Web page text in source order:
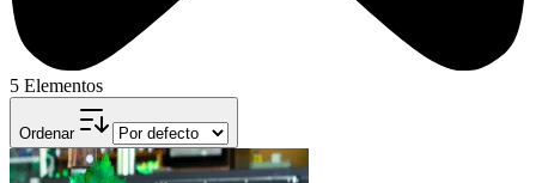
5 Elementos
Ordenar